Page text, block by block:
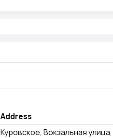
Address
Куровское, Вокзальная улица,